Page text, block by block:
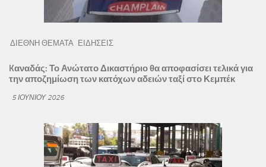
ΔΙΕΘΝΗ ΘΕΜΑΤΑ ΕΙΔΗΣΕΙΣ
Kαναδάς: Το Ανώτατο Δικαστήριο θα αποφασίσει τελικά για
την αποζημίωση των κατόχων αδειών ταξί στο Κεμπέκ
5 ΙΟΥΝΊΟΥ 2026